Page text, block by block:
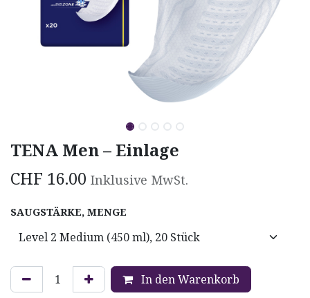
TENA Men – Einlage
CHF 16.00 Inklusive MwSt.
SAUGSTÄRKE, MENGE
In den Warenkorb